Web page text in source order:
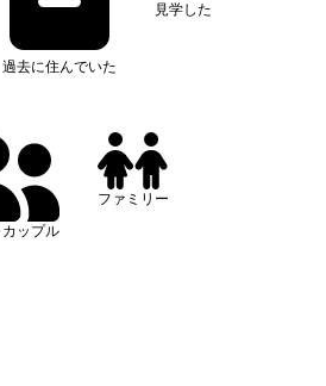
過去に住んでいた
見学した
ップル
ファミリー